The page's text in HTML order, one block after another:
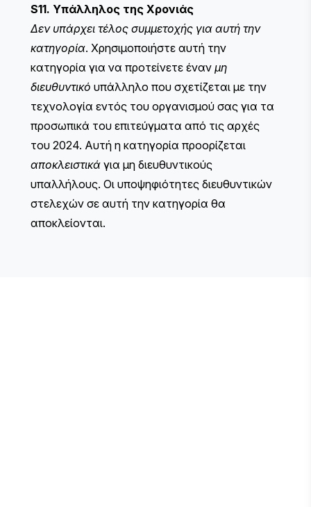
S11. Υπάλληλος της Χρονιάς
Δεν υπάρχει τέλος συμμετοχής για αυτή την
κατηγορία. Χρησιμοποιήστε αυτή την
κατηγορία για να προτείνετε έναν μη
διευθυντικό υπάλληλο που σχετίζεται με την
τεχνολογία εντός του οργανισμού σας για τα
προσωπικά του επιτεύγματα από τις αρχές
του 2024. Αυτή η κατηγορία προορίζεται
αποκλειστικά για μη διευθυντικούς
υπαλλήλους. Οι υποψηφιότητες διευθυντικών
στελεχών σε αυτή την κατηγορία θα
αποκλείονται.